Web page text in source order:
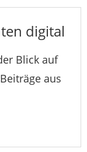
digital
Blick auf
aus